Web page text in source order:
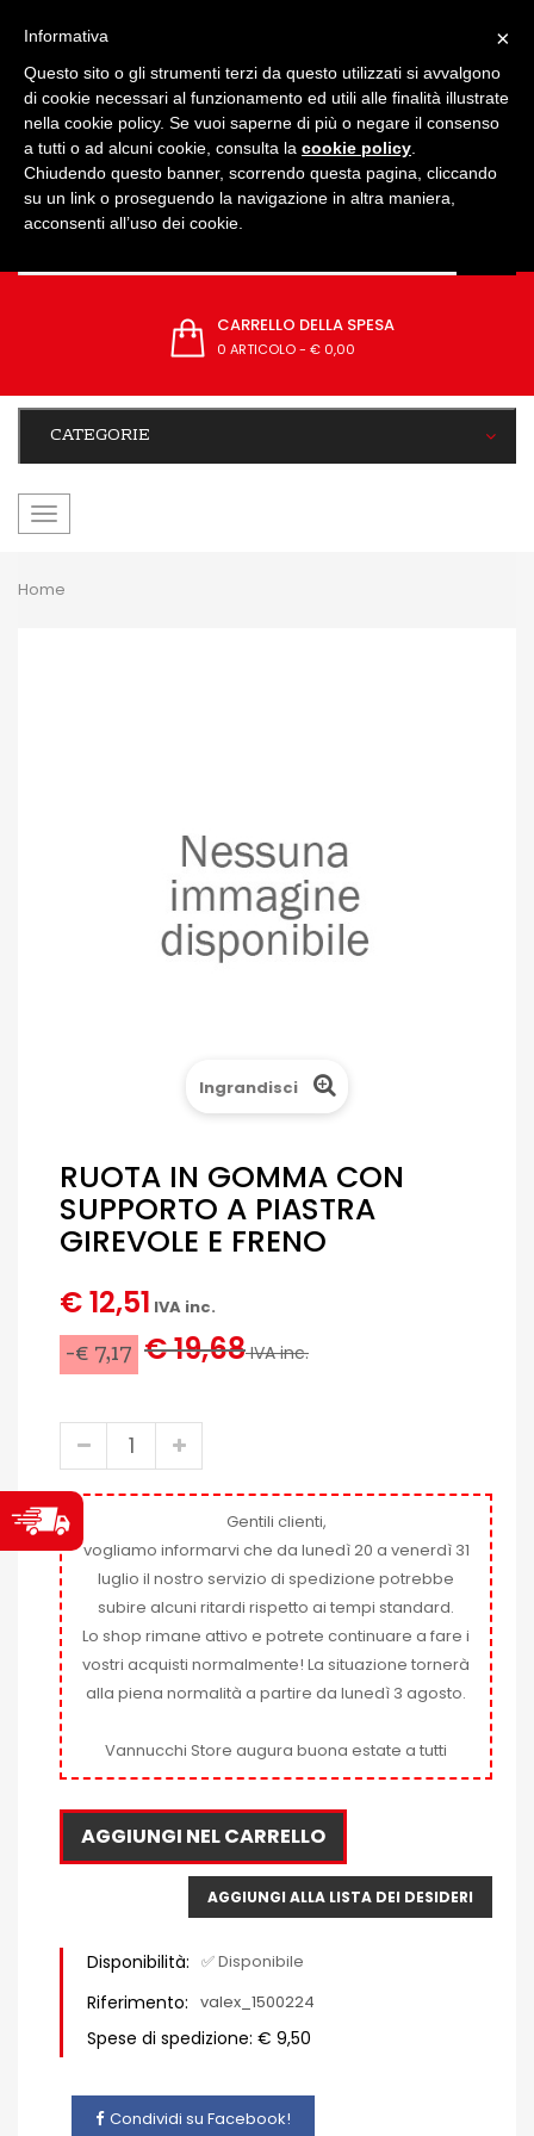
CARRELLO DELLA SPESA
0 ARTICOLO- € 0,00
CATEGORIE
navigazione
Home
Ingrandisci
RUOTA IN GOMMA CON
SUPPORTO A PIASTRA
GIREVOLE E FRENO
€ 12,51 IVA inc.
-€ 7,17 € 19,68IVA inc.
Gentili clienti,
vogliamo informarvi che da lunedì 20 a venerdì 31
luglio il nostro servizio di spedizione potrebbe
subire alcuni ritardi rispetto ai tempi standard.
Lo shop rimane attivo e potrete continuare a fare i
vostri acquisti normalmente! La situazione tornerà
alla piena normalità a partire da lunedì 3 agosto.
Vannucchi Store augura buona estate a tutti
AGGIUNGI NEL CARRELLO
AGGIUNGI ALLA LISTA DEI DESIDERI
Disponibilità: ✅ Disponibile
Riferimento: valex_1500224
Spese di spedizione: € 9,50
Condividi su Facebook!
×
Informativa
Questo sito o gli strumenti terzi da questo utilizzati si avvalgono
di cookie necessari al funzionamento ed utili alle finalità illustrate
nella cookie policy. Se vuoi saperne di più o negare il consenso
a tutti o ad alcuni cookie, consulta la cookie policy
Chiudendo questo banner, scorrendo questa pagina, cliccando
su un link o proseguendo la navigazione in altra maniera,
acconsenti all’uso dei cookie.